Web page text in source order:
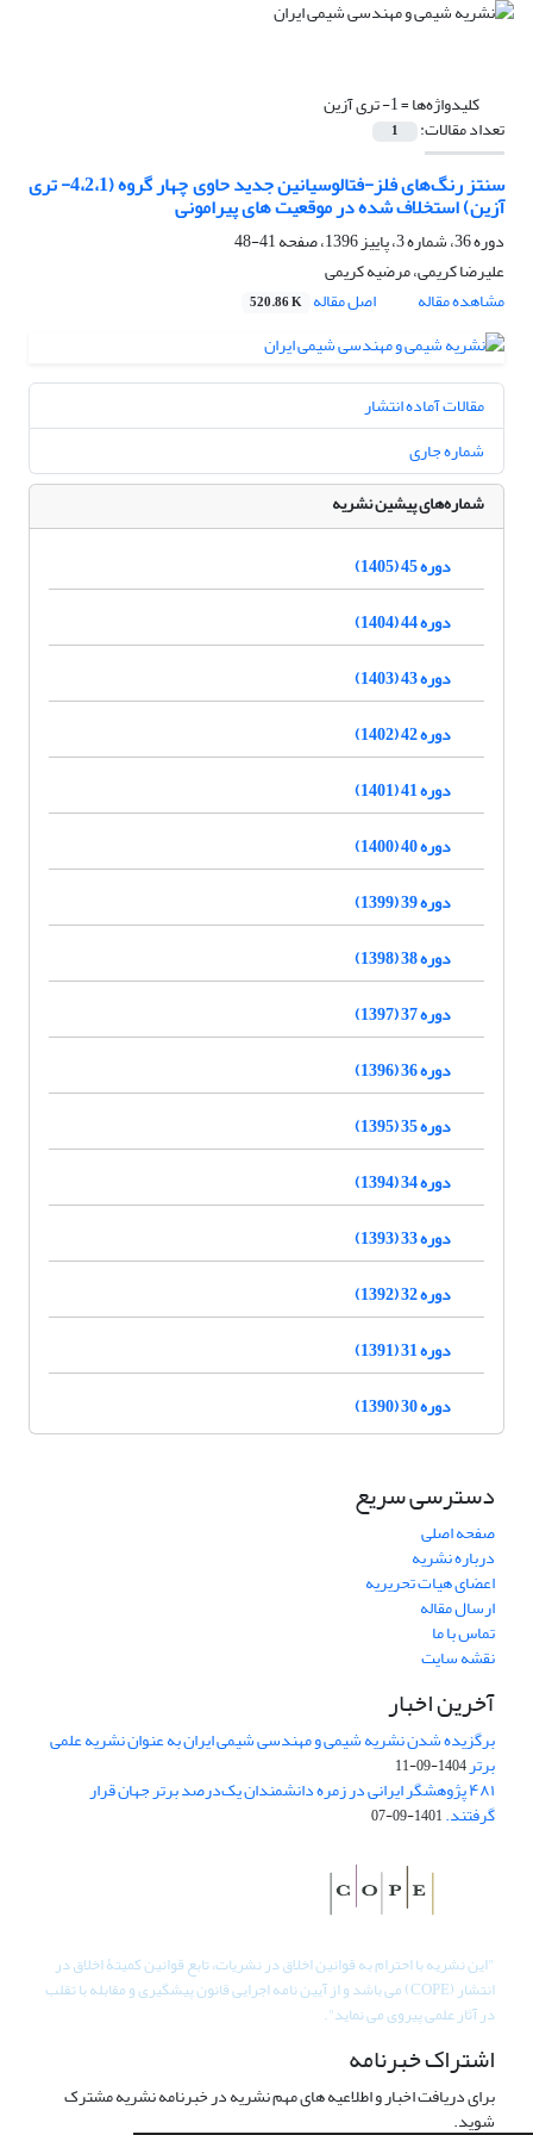
کلیدواژه‌ها =1- تری آزین
تعداد مقالات: 1
سنتز رنگ‌های فلز-فتالوسیانین جدید حاوی چهار گروه (4،2،1- تری
آزین) استخلاف شده در موقعیت های پیرامونی
دوره 36، شماره 3، پاییز 1396، صفحه
41-48
علیرضا کریمی، مرضیه کریمی
مشاهده مقاله
اصل مقاله 520.86 K
مقالات آماده انتشار
شماره جاری
شماره‌های پیشین نشریه
دوره 45 (1405)
دوره 44 (1404)
دوره 43 (1403)
دوره 42 (1402)
دوره 41 (1401)
دوره 40 (1400)
دوره 39 (1399)
دوره 38 (1398)
دوره 37 (1397)
دوره 36 (1396)
دوره 35 (1395)
دوره 34 (1394)
دوره 33 (1393)
دوره 32 (1392)
دوره 31 (1391)
دوره 30 (1390)
دسترسی سریع
صفحه اصلی
درباره نشریه
اعضای هیات تحریریه
ارسال مقاله
تماس با ما
نقشه سایت
آخرین اخبار
برگزیده شدن نشریه شیمی و مهندسی شیمی ایران به عنوان نشریه علمی
برتر1404-09-11
۴۸۱ پژوهشگر ایرانی در زمره دانشمندان یک‌درصد برتر جهان قرار
گرفتند.1401-09-07
"این نشریه با احترام به قوانین اخلاق در نشریات، تابع قوانین کمیتۀ اخلاق در
انتشار (COPE) می باشد و از آیین نامه اجرایی قانون پیشگیری و مقابله با تقلب
در آثار علمی پیروی می نماید".
اشتراک خبرنامه
برای دریافت اخبار و اطلاعیه های مهم نشریه در خبرنامه نشریه مشترک
شوید.